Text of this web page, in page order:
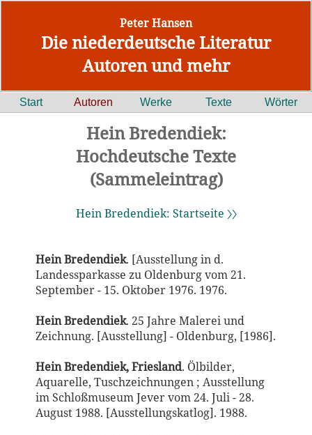
Peter Hansen
Die niederdeutsche Literatur
Autoren und mehr
Start Autoren Werke Texte Wörter
Hein Bredendiek:
Hochdeutsche Texte
(Sammeleintrag)
Hein Bredendiek: Startseite 〉〉
Hein Bredendiek. [Ausstellung in d.
Landessparkasse zu Oldenburg vom 21.
September - 15. Oktober 1976. 1976.
Hein Bredendiek. 25 Jahre Malerei und
Zeichnung. [Ausstellung] - Oldenburg, [1986].
Hein Bredendiek, Friesland. Ölbilder,
Aquarelle, Tuschzeichnungen ; Ausstellung
im Schloßmuseum Jever vom 24. Juli - 28.
August 1988. [Ausstellungskatlog]. 1988.